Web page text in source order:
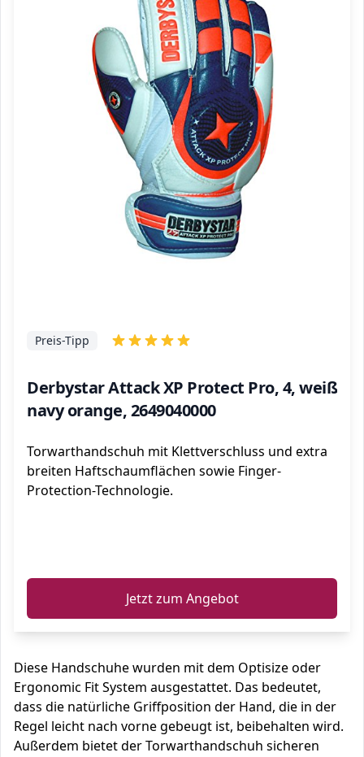
Derbystar Attack XP Protect Pro, 4, weiß
navy orange, 2649040000
Preis-Tipp
Torwarthandschuh mit Klettverschluss und extra
breiten Haftschaumflächen sowie Finger-
Protection-Technologie.
Jetzt zum Angebot
Diese Handschuhe wurden mit dem Optisize oder
Ergonomic Fit System ausgestattet. Das bedeutet,
dass die natürliche Griffposition der Hand, die in der
Regel leicht nach vorne gebeugt ist, beibehalten wird.
Außerdem bietet der Torwarthandschuh sicheren